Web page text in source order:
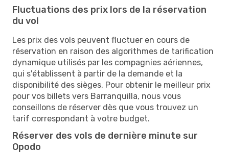
Fluctuations des prix lors de la réservation
du vol
Les prix des vols peuvent fluctuer en cours de
réservation en raison des algorithmes de tarification
dynamique utilisés par les compagnies aériennes,
qui s'établissent à partir de la demande et la
disponibilité des sièges. Pour obtenir le meilleur prix
pour vos billets vers Barranquilla, nous vous
conseillons de réserver dès que vous trouvez un
tarif correspondant à votre budget.
Réserver des vols de dernière minute sur
Opodo